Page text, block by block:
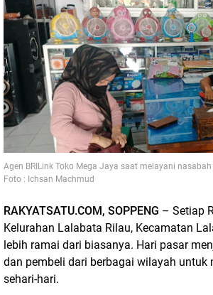
Agen BRILink Toko Mega Jaya saat melayani
Foto : Ichsan Machmud
RAKYATSATU.COM, SOPPENG – Setiap
Kelurahan Lalabata Rilau, Kecamatan
lebih ramai dari biasanya. Hari pasar
dan pembeli dari berbagai wilayah untuk
sehari-hari.